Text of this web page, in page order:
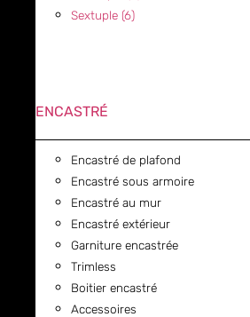
Sextuple (6)
ENCASTRÉ
Encastré de plafond
Encastré sous armoire
Encastré au mur
Encastré extérieur
Garniture encastrée
Trimless
Boitier encastré
Accessoires